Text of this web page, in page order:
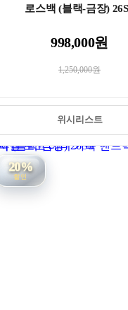
로스백 (블랙-금장)
998,000원
1,250,000원
위시리스트
20%
할인